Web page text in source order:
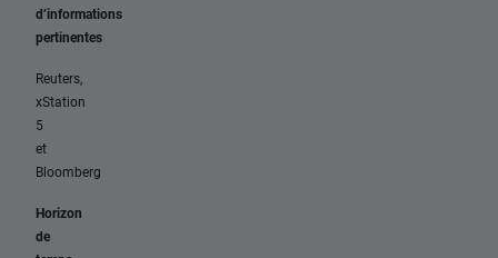
d’informations
pertinentes
Reuters,
xStation
5
et
Bloomberg
Horizon
de